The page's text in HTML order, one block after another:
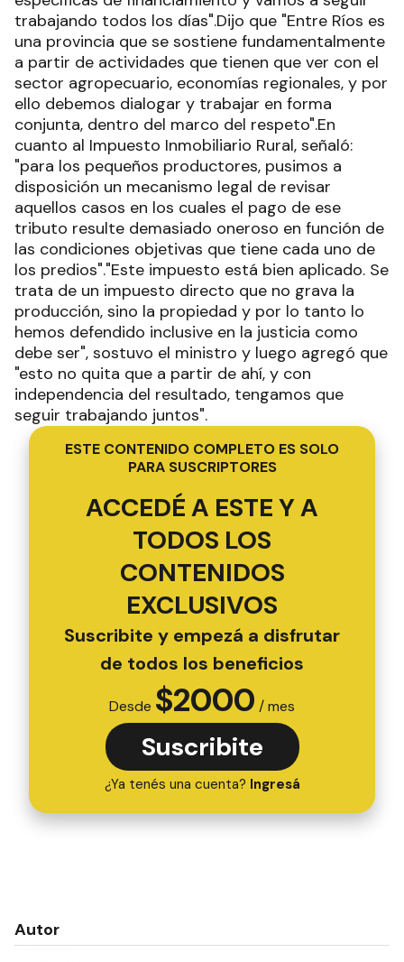
trabajando todos los días".Dijo que "Entre Ríos es
una provincia que se sostiene fundamentalmente
a partir de actividades que tienen que ver con el
sector agropecuario, economías regionales, y por
ello debemos dialogar y trabajar en forma
conjunta, dentro del marco del respeto".En
cuanto al Impuesto Inmobiliario Rural, señaló:
"para los pequeños productores, pusimos a
disposición un mecanismo legal de revisar
aquellos casos en los cuales el pago de ese
tributo resulte demasiado oneroso en función de
las condiciones objetivas que tiene cada uno de
los predios"."Este impuesto está bien aplicado. Se
trata de un impuesto directo que no grava la
producción, sino la propiedad y por lo tanto lo
hemos defendido inclusive en la justicia como
debe ser", sostuvo el ministro y luego agregó que
"esto no quita que a partir de ahí, y con
independencia del resultado, tengamos que
seguir trabajando juntos".
ESTE CONTENIDO COMPLETO ES SOLO
PARA SUSCRIPTORES
ACCEDÉ A ESTE Y A
TODOS LOS
CONTENIDOS
EXCLUSIVOS
Suscribite y empezá a disfrutar
de todos los beneficios
Desde $2000 / mes
Suscribite
¿Ya tenés una cuenta? Ingresá
Autor